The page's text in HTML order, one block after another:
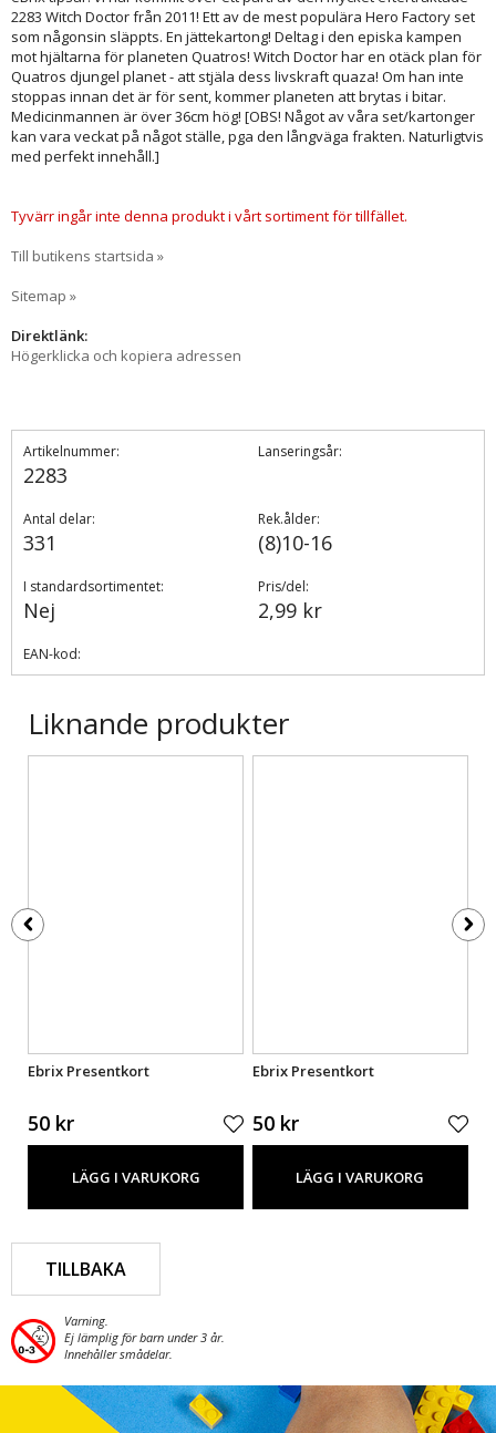
2283 Witch Doctor från 2011! Ett av de mest populära Hero Factory set
som någonsin släppts. En jättekartong! Deltag i den episka kampen
mot hjältarna för planeten Quatros! Witch Doctor har en otäck plan för
Quatros djungel planet - att stjäla dess livskraft quaza! Om han inte
stoppas innan det är för sent, kommer planeten att brytas i bitar.
Medicinmannen är över 36cm hög! [OBS! Något av våra set/kartonger
kan vara veckat på något ställe, pga den långväga frakten. Naturligtvis
med perfekt innehåll.]
Tyvärr ingår inte denna produkt i vårt sortiment för tillfället.
Till butikens startsida »
Sitemap »
Direktlänk:
Högerklicka och kopiera adressen
Artikelnummer:
2283
Lanseringsår:
Antal delar:
331
Rek.ålder:
(8)10-16
I standardsortimentet:
Nej
Pris/del:
2,99 kr
EAN-kod:
Liknande produkter
Ebrix Presentkort
50 kr
LÄGG I VARUKORG
Ebrix Presentkort
50 kr
LÄGG I VARUKORG
TILLBAKA
Varning.
Ej lämplig för barn under 3 år.
Innehåller smådelar.